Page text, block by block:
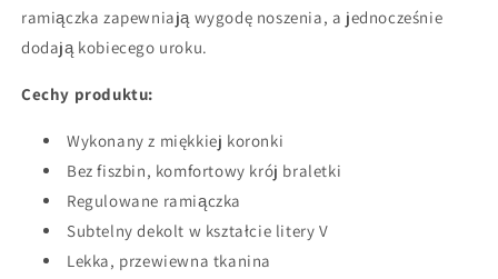
ramiączka zapewniają wygodę noszenia, a jednocześnie
dodają kobiecego uroku.
Cechy produktu:
Wykonany z miękkiej koronki
Bez fiszbin, komfortowy krój braletki
Regulowane ramiączka
Subtelny dekolt w kształcie litery V
Lekka, przewiewna tkanina